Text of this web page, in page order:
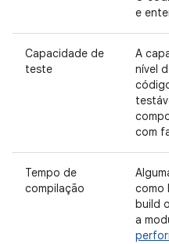
e
Capacidade de
teste
A
nível
com
Tempo de
compilação
como
build
a